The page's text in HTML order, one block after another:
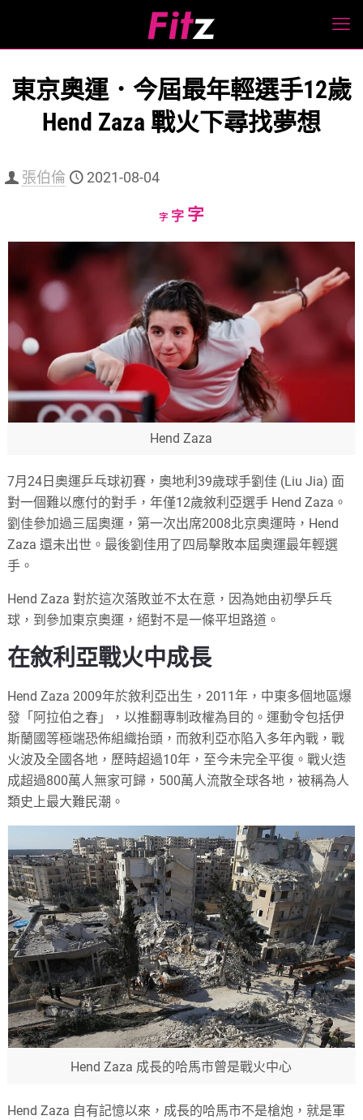
東京奧運．今屆最年輕選手12歲
Hend Zaza 戰火下尋找夢想
張伯倫 2021-08-04
字Decrease
字Reset
字Increase
Hend Zaza
7月24日奧運乒乓球初賽，奧地利39歲球手劉佳 (Liu Jia) 面
對一個難以應付的對手，年僅12歲敘利亞選手 Hend Zaza。
劉佳參加過三屆奧運，第一次出席2008北京奧運時，Hend
Zaza 還未出世。最後劉佳用了四局擊敗本屆奧運最年輕選
手。
Hend Zaza 對於這次落敗並不太在意，因為她由初學乒乓
球，到參加東京奧運，絕對不是一條平坦路道。
在敘利亞戰火中成長
Hend Zaza 2009年於敘利亞出生，2011年，中東多個地區爆
發「阿拉伯之春」，以推翻專制政權為目的。運動令包括伊
斯蘭國等極端恐佈組織抬頭，而敘利亞亦陷入多年內戰，戰
火波及全國各地，歷時超過10年，至今未完全平復。戰火造
成超過800萬人無家可歸，500萬人流散全球各地，被稱為人
類史上最大難民潮。
Hend Zaza 成長的哈馬市曾是戰火中心
Hend Zaza 自有記憶以來，成長的哈馬市不是槍炮，就是軍